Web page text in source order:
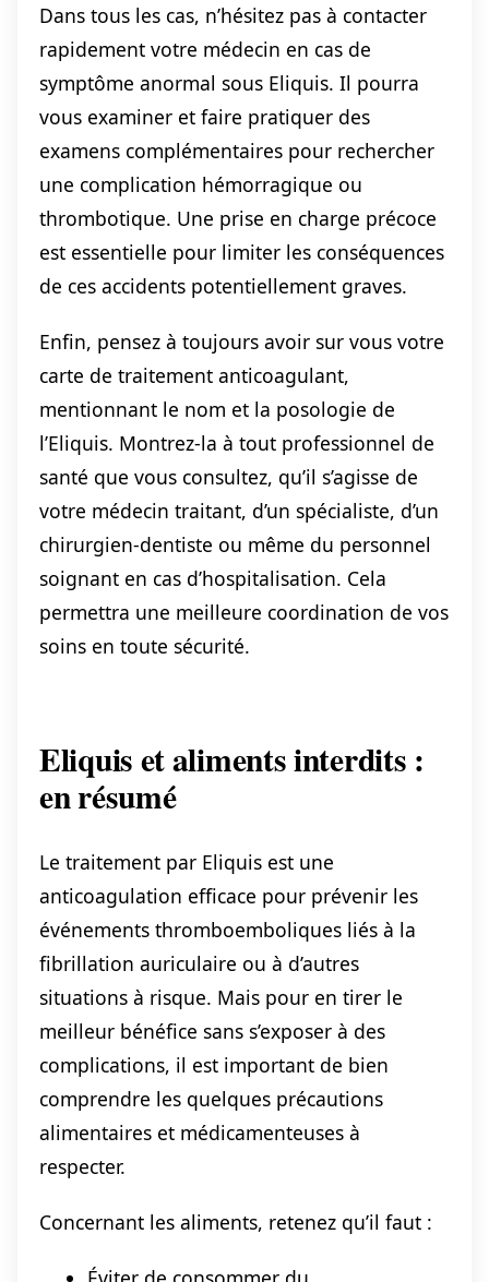
Dans tous les cas, n’hésitez pas à contacter
rapidement votre médecin en cas de
symptôme anormal sous Eliquis. Il pourra
vous examiner et faire pratiquer des
examens complémentaires pour rechercher
une complication hémorragique ou
thrombotique. Une prise en charge précoce
est essentielle pour limiter les conséquences
de ces accidents potentiellement graves.
Enfin, pensez à toujours avoir sur vous votre
carte de traitement anticoagulant,
mentionnant le nom et la posologie de
l’Eliquis. Montrez-la à tout professionnel de
santé que vous consultez, qu’il s’agisse de
votre médecin traitant, d’un spécialiste, d’un
chirurgien-dentiste ou même du personnel
soignant en cas d’hospitalisation. Cela
permettra une meilleure coordination de vos
soins en toute sécurité.
Eliquis et aliments interdits :
en résumé
Le traitement par Eliquis est une
anticoagulation efficace pour prévenir les
événements thromboemboliques liés à la
fibrillation auriculaire ou à d’autres
situations à risque. Mais pour en tirer le
meilleur bénéfice sans s’exposer à des
complications, il est important de bien
comprendre les quelques précautions
alimentaires et médicamenteuses à
respecter.
Concernant les aliments, retenez qu’il faut :